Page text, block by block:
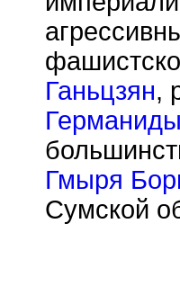
Ганьцзян,
Германиды
Гмыря
Сумской